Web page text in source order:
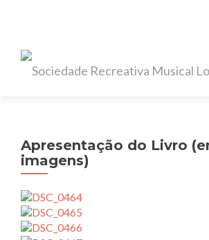
Apresentação do Livro
imagens)